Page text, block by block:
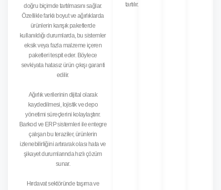
doğru biçimde tartılmasını sağlar.
Özellikle farklı boyut ve ağırlıklarda
ürünlerin karışık paketlerde
kullanıldığı durumlarda, bu sistemler
eksik veya fazla malzeme içeren
paketleri tespit eder. Böylece
sevkiyata hatasız ürün çıkışı garanti
edilir.
Ağırlık verilerinin dijital olarak
kaydedilmesi, lojistik ve depo
yönetimi süreçlerini kolaylaştırır.
Barkod ve ERP sistemleri ile entegre
çalışan bu teraziler, ürünlerin
izlenebilirliğini artırarak olası hata ve
şikayet durumlarında hızlı çözüm
sunar.
Hırdavat sektöründe taşıma ve
tartılır.